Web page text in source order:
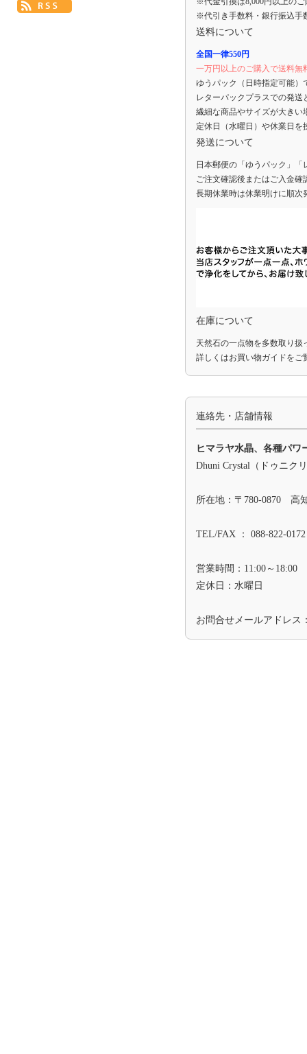
※代引き手数料・銀行振込手
送料について
全国一律550円
一万円以上のご購入で送料無
ゆうパック（日時指定可能）
レターパックプラスでの発
繊細な商品やサイズが大きい
定休日（水曜日）や休業日
発送について
日本郵便の「ゆうパック」
ご注文確認後またはご入金確
長期休業時は休業明けに順次
在庫について
天然石の一点物を多数取り扱
詳しくはお買い物ガイドをご
連絡先・店舗情報
ヒマラヤ水晶、各種パ
Dhuni Crystal（ドゥニク
所在地：〒780-0870 高
TEL/FAX ： 088-822-0172
営業時間：11:00～18:00
定休日：水曜日
お問合せメールアドレス